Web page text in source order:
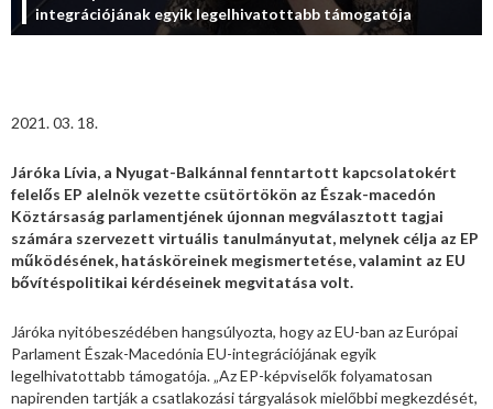
integrációjának egyik legelhivatottabb támogatója
2021. 03. 18.
Járóka Lívia, a Nyugat-Balkánnal fenntartott kapcsolatokért
felelős EP alelnök vezette csütörtökön az Észak-macedón
Köztársaság parlamentjének újonnan megválasztott tagjai
számára szervezett virtuális tanulmányutat, melynek célja az EP
működésének, hatásköreinek megismertetése, valamint az EU
bővítéspolitikai kérdéseinek megvitatása volt.
Járóka nyitóbeszédében hangsúlyozta, hogy az EU-ban az Európai
Parlament Észak-Macedónia EU-integrációjának egyik
legelhivatottabb támogatója. „Az EP-képviselők folyamatosan
napirenden tartják a csatlakozási tárgyalások mielőbbi megkezdését,